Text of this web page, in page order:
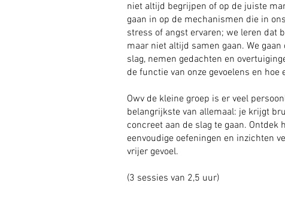
niet altijd begrijpen of op de juiste
gaan in op de mechanismen die in
stress of angst ervaren; we leren dat
maar niet altijd samen gaan. We
slag, nemen gedachten en
de functie van onze gevoelens en hoe
Owv de kleine groep is er veel
belangrijkste van allemaal: je krijgt
concreet aan de slag te gaan. Ontdek
eenvoudige oefeningen en inzichten
vrijer gevoel.
(3 sessies van 2,5 uur)